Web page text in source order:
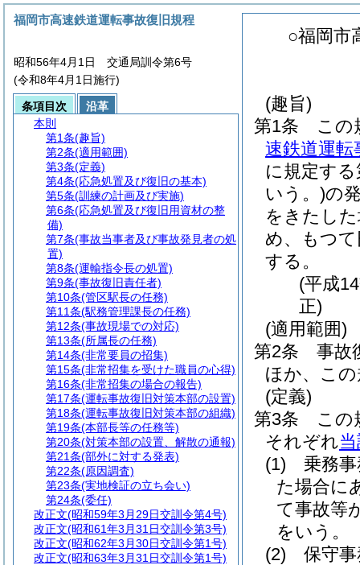
○福岡市
(趣旨)
第1条
この
速鉄道運転
に規定す
いう。)の
をきたし
め、もつ
する。
(平成
正)
(適用範囲)
第2条
事故
ほか、こ
(定義)
第3条
この
それぞれ
(1)
乗務
た場合に
て事故等
をいう。
(2)
保守
福岡市高速鉄道運転事故復旧規程
昭和56年4月1日 交通局訓令第6号
(令和8年4月1日施行)
条項目次
沿革
本則
第1条(趣旨)
第2条(適用範囲)
第3条(定義)
第4条(応急処置及び復旧の基本)
第5条(訓練の計画及び実施)
第6条(応急処置及び復旧用資材の整
備)
第7条(事故当事者及び事故発見者の処
置)
第8条(運輸指令長の処置)
第9条(事故復旧責任者)
第10条(管区駅長の任務)
第11条(駅務管理課長の任務)
第12条(事故現場での対応)
第13条(所属長の任務)
第14条(非常要員の招集)
第15条(非常招集を受けた職員の心得)
第16条(非常招集の場合の報告)
第17条(運転事故復旧対策本部の設置)
第18条(運転事故復旧対策本部の組織)
第19条(本部長等の任務等)
第20条(対策本部の設置、解散の通報)
第21条(部外に対する発表)
第22条(原因調査)
第23条(実地検証の立ち会い)
第24条(委任)
改正文(昭和59年3月29日交訓令第4号)
改正文(昭和61年3月31日交訓令第3号)
改正文(昭和62年3月30日交訓令第1号)
改正文(昭和63年3月31日交訓令第1号)